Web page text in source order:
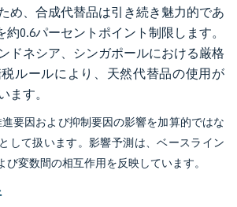
め、合成代替品は引き続き魅力的であ
約0.6パーセントポイント制限します。
ドネシア、シンガポールにおける厳格
ルールにより、天然代替品の使用が
ます。
要因および抑制要因の影響を加算的ではな
して扱います。影響予測は、ベースライン
び変数間の相互作用を反映しています。